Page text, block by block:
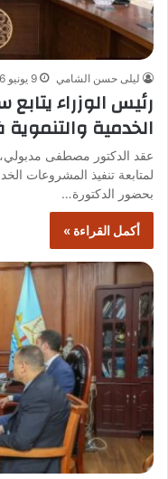
ليلى حسن الشامي 9 يونيو 2026
رئيس الوزراء
الخدمية
عقد الدكتور مصطفى
لمتابعة تنفيذ المشروعات
بحضور الدكتورة…
أكمل القراءة »